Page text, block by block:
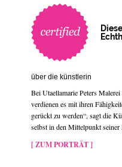
über die künstlerin
Bei Utaellamarie Peters
verdienen es mit ihren
gerückt zu werden“, sagt die
selbst in den Mittelpunkt seiner
[ ZUM PORTRÄT ]